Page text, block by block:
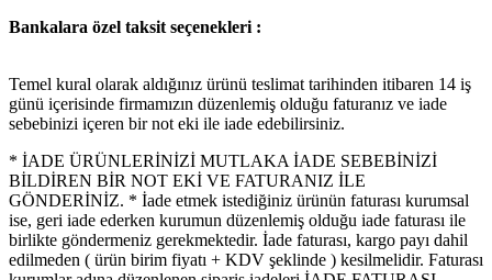
Bankalara özel taksit seçenekleri :
Temel kural olarak aldığınız ürünü teslimat tarihinden itibaren 14 iş
günü içerisinde firmamızın düzenlemiş olduğu faturanız ve iade
sebebinizi içeren bir not eki ile iade edebilirsiniz.
* İADE ÜRÜNLERİNİZİ MUTLAKA İADE SEBEBİNİZİ
BİLDİREN BİR NOT EKİ VE FATURANIZ İLE
GÖNDERİNİZ. * İade etmek istediğiniz ürünün faturası kurumsal
ise, geri iade ederken kurumun düzenlemiş olduğu iade faturası ile
birlikte göndermeniz gerekmektedir. İade faturası, kargo payı dahil
edilmeden ( ürün birim fiyatı + KDV şeklinde ) kesilmelidir. Faturası